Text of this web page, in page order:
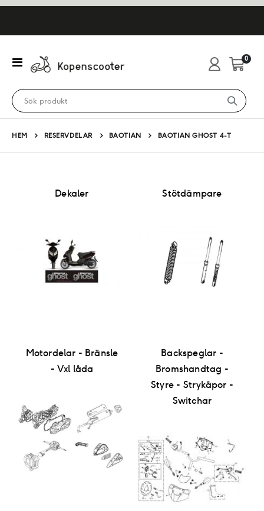
Växla
Nav
Cart
0
HEM RESERVDELAR BAOTIAN BAOTIAN GHOST 4-T
Dekaler Stötdämpare
Motordelar - Bränsle
- Vxl låda
Backspeglar -
Bromshandtag -
Styre - Strykåpor -
Switchar